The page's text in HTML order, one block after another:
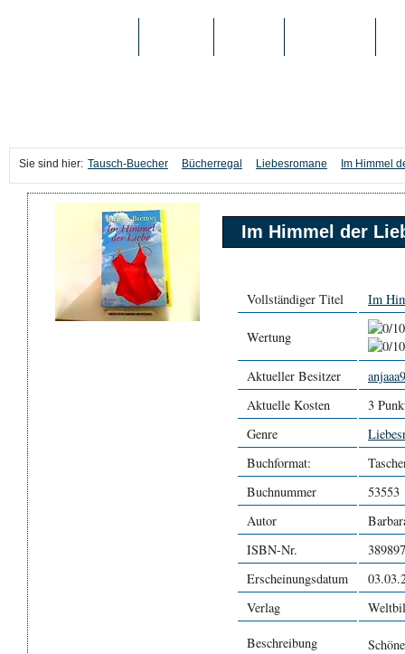
Sie sind hier: Tausch-Buecher Bücherregal Liebesromane Im Himmel
Im Himmel der
Vollständiger Titel Im
Wertung
Aktueller Besitzer
Aktuelle Kosten
3
Genre
Buchformat:
Buchnummer
53553
Autor
ISBN-Nr.
Erscheinungsdatum
Verlag
Beschreibung